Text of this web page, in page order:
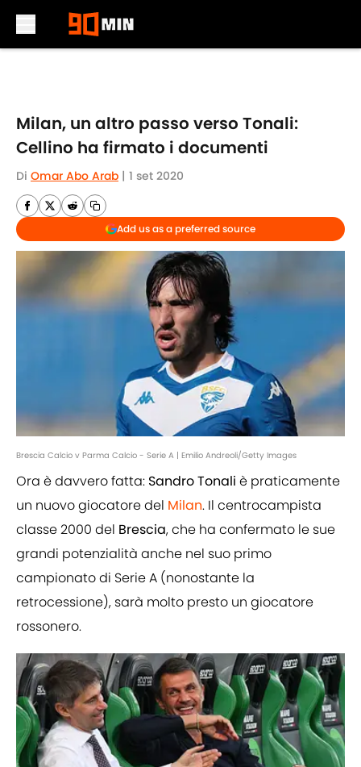
Milan, un altro passo verso Tonali:
Cellino ha firmato i documenti
Di Omar Abo Arab | 1 set 2020
Add us as a preferred source
Brescia Calcio v Parma Calcio - Serie A | Emilio Andreoli/Getty Images
Ora è davvero fatta: SandroTonali è praticamente
un nuovo giocatore del Milan. Il centrocampista
classe 2000 del Brescia, che ha confermato le sue
grandi potenzialità anche nel suo primo
campionato di Serie A (nonostante la
retrocessione), sarà molto presto un giocatore
rossonero.